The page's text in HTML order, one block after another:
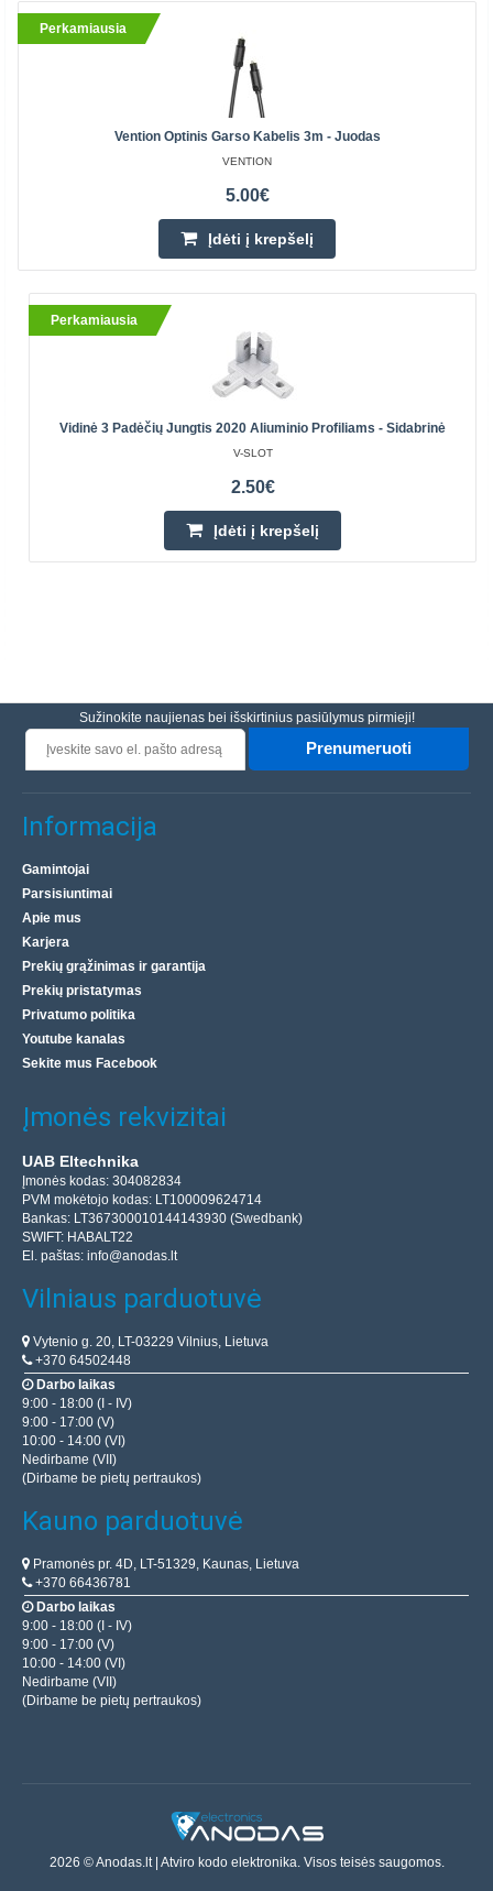
Perkamiausia
Vention Optinis Garso Kabelis 3m - Juodas
VENTION
5.00€
Įdėti į krepšelį
Perkamiausia
Vidinė 3 Padėčių Jungtis 2020 Aliuminio Profiliams - Sidabrinė
V-SLOT
2.50€
Įdėti į krepšelį
Sužinokite naujienas bei išskirtinius pasiūlymus pirmieji!
Prenumeruoti
Informacija
Gamintojai
Parsisiuntimai
Apie mus
Karjera
Prekių grąžinimas ir garantija
Prekių pristatymas
Privatumo politika
Youtube kanalas
Sekite mus Facebook
Įmonės rekvizitai
UAB Eltechnika
Įmonės kodas: 304082834
PVM mokėtojo kodas: LT100009624714
Bankas: LT367300010144143930 (Swedbank)
SWIFT: HABALT22
El. paštas: info@anodas.lt
Vilniaus parduotuvė
Vytenio g. 20, LT-03229 Vilnius, Lietuva
+370 64502448
Darbo laikas
9:00 - 18:00 (I - IV)
9:00 - 17:00 (V)
10:00 - 14:00 (VI)
Nedirbame (VII)
(Dirbame be pietų pertraukos)
Kauno parduotuvė
Pramonės pr. 4D, LT-51329, Kaunas, Lietuva
+370 66436781
Darbo laikas
9:00 - 18:00 (I - IV)
9:00 - 17:00 (V)
10:00 - 14:00 (VI)
Nedirbame (VII)
(Dirbame be pietų pertraukos)
2026 © Anodas.lt | Atviro kodo elektronika. Visos teisės saugomos.